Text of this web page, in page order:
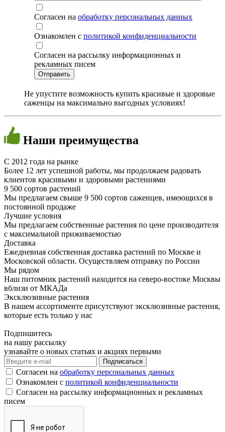
Согласен на обработку персональных данных
Ознакомлен с политикой конфиденциальности
Согласен на рассылку информационных и
рекламных писем
Не упустите возможность купить красивые и здоровые
саженцы на максимально выгодных условиях!
Наши преимущества
C 2012 года на рынке
Более 12 лет успешной работы, мы продолжаем радовать
клиентов красивыми и здоровыми растениями
9 500 сортов растений
Мы предлагаем свыше 9 500 сортов саженцев, имеющихся в
постоянной продаже
Лучшие условия
Мы предлагаем собственные растения по цене производителя
с максимальной приживаемостью
Доставка
Ежедневная собственная доставка растений по Москве и
Московской области. Осуществляем отправку по России
Мы рядом
Наш питомник растений находится на северо-востоке Москвы
вблизи от МКАДа
Эксклюзивные растения
В нашем ассортименте присутствуют эксклюзивные растения,
которые есть только у нас
Подпишитесь
на нашу рассылку
узнавайте о новых статьях и акциях первыми
Согласен на обработку персональных данных
Ознакомлен с политикой конфиденциальности
Согласен на рассылку информационных и рекламных
писем